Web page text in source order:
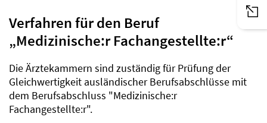
Verfahren für den Beruf
„Medizinische:r Fachangestellte:r“
Die Ärztekammern sind zuständig für Prüfung der
Gleichwertigkeit ausländischer Berufsabschlüsse mit
dem Berufsabschluss "Medizinische:r
Fachangestellte:r".